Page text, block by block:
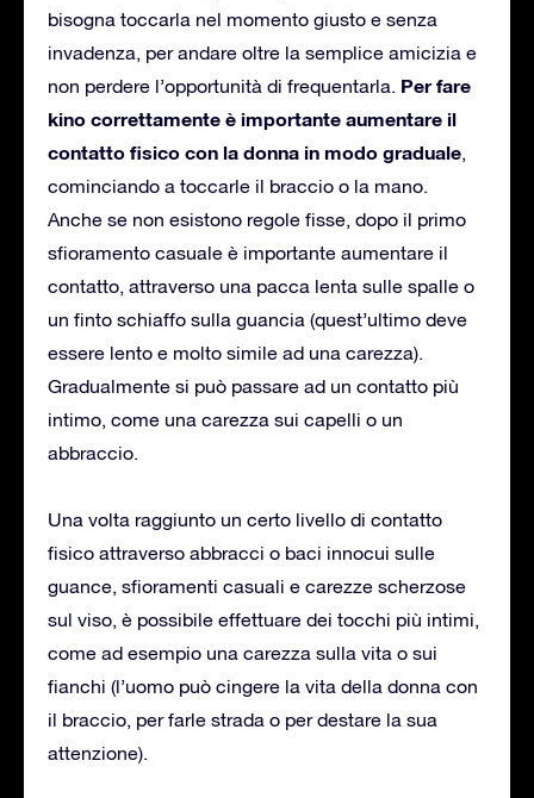
bisogna toccarla nel momento giusto e senza
invadenza, per andare oltre la semplice amicizia e
non perdere l’opportunità di frequentarla. Per fare
kino correttamente è importante aumentare il
contatto fisico con la donna in modo graduale,
cominciando a toccarle il braccio o la mano.
Anche se non esistono regole fisse, dopo il primo
sfioramento casuale è importante aumentare il
contatto, attraverso una pacca lenta sulle spalle o
un finto schiaffo sulla guancia (quest’ultimo deve
essere lento e molto simile ad una carezza).
Gradualmente si può passare ad un contatto più
intimo, come una carezza sui capelli o un
abbraccio.
Una volta raggiunto un certo livello di contatto
fisico attraverso abbracci o baci innocui sulle
guance, sfioramenti casuali e carezze scherzose
sul viso, è possibile effettuare dei tocchi più intimi,
come ad esempio una carezza sulla vita o sui
fianchi (l’uomo può cingere la vita della donna con
il braccio, per farle strada o per destare la sua
attenzione).